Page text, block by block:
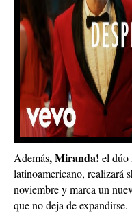
Además, Miranda! el dúo
latinoamericano, realizará
noviembre y marca un
que no deja de expandirse.